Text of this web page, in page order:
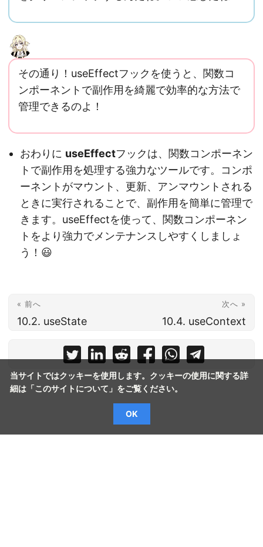
その通り！useEffectフックを使うと、関数コ
ンポーネントで副作用を綺麗で効率的な方法で
管理できるのよ！
おわりに useEffectフックは、関数コンポーネン
トで副作用を処理する強力なツールです。コンポ
ーネントがマウント、更新、アンマウントされる
ときに実行されることで、副作用を簡単に管理で
きます。useEffectを使って、関数コンポーネン
トをより強力でメンテナンスしやすくしましょ
う！😃
« 前へ
10.2. useState
次へ »
10.4. useContext
当サイトではクッキーを使用します。クッキーの使用に関する詳
細は「このサイトについて 」をご覧ください。
OK